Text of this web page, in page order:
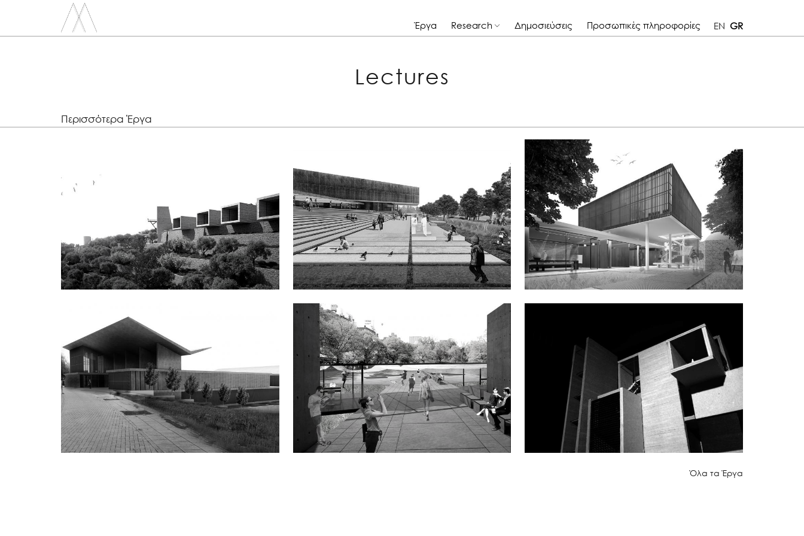
EN GR
Έργα Research Δημοσιεύσεις Προσωπικές πληροφορίες
Lectures
Περισσότερα Έργα
Oil-press factory - Traditional products’ workspace
and cultural center at Sotirianika, Messenia.
Trigonica Simplicitas
International Architectural Competition for the
New Cyprus Museum
Εγγενής Απλότητα
Πανευρωπαικός Διαγωνισμός - Δημιουργία
Πολιτιστικού Χωριού Λέμπας - 2ο βραβείο
Εσωστρεφής Δομή
Διεθνής Αρχιτεκτονικός Διαγωνισμός για την
Ιατρική Σχολή στη Λευκωσία
CatWalk
Διεθνής Φοιτικός Αρχιτεκτονικός Διαγωνισμός με
θέμα “Central Park Summer Pavillion, New York”
Tubo House
Πολυκατοικία, Αθήνα, Ελλάδα
Όλα τα Έργα